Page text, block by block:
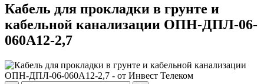
Кабель для прокладки в грунте и
кабельной канализации ОПН-ДПЛ-06-
060А12-2,7